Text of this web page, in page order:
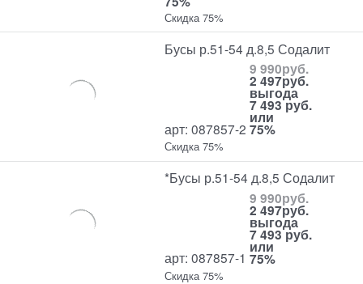
Скидка 75%
Бусы р.51-54 д.8,5 Содалит
арт: 087857-2
9 990руб.
2 497руб.
выгода
7 493 руб.
или
75%
Скидка 75%
*Бусы р.51-54 д.8,5 Содалит
арт: 087857-1
9 990руб.
2 497руб.
выгода
7 493 руб.
или
75%
Скидка 75%